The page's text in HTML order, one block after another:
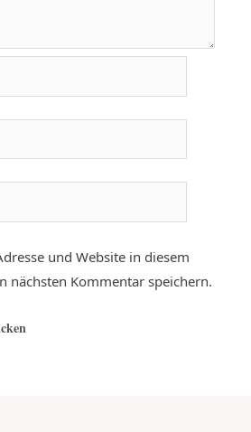
und Website in diesem
nächsten Kommentar speichern.